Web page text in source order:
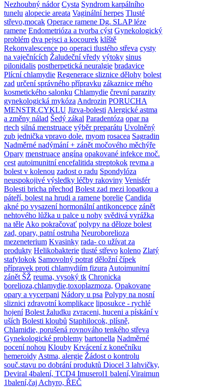
Nezhoubný nádor Cysta Syndrom karpálního
tunelu alopecie areata Vaginální herpes Tlusté
střevo,mocak Operace ramene Dg. SLAP léze
ramene Endometrióza a tvorba cýst Gynekologický
problém dva pejsci a kocourek klíště
Rekonvalescence po operaci tlustého střeva cysty
na vaječnících Žaludeční vředy výtoky sinus
pilonidalis postherpetická neuralgie bradavice
Plícní chlamydie Regenerace sliznice dělohy bolest
zad určení správného přípravku zákaznice mého
kosmetického salonku Chlamydie črevní parazity
gynekologická mykóza Androzin PORUCHA
MENSTR.CYKLU Jizva-bolesti Alergické astma
a změny nálad Šedý zákal Paradentóza opar na
rtech silná menstruace výběr preparátu Uvolněný
zub jednička vpravo dole. myom rosacea Sagradin
Nadměrné nadýmání + zánět močového měchýře
Opary menstruace angína opakované infekce moč.
cest autoimunitní encefalitida streptokok revma a
bolest v kolenou zadost o radu Spondylóza
neuspokojivé výsledky léčby rakoviny Venisfér
Bolesti bricha přechod Bolest zad mezi lopatkou a
páteří, bolest na hrudi a ramene borelie Candida
akné po vysazení hormonální antikoncepce zánět
nehtového lůžka u palce u nohy svědivá vyrážka
na těle Ako pokračovať polypy na děloze bolest
zad, opary, patní ostruha Neuroborelioza
mezeneterium Kvasinky rada- co užívat za
produkty Helikobakterie tlusté střevo koleno Zlatý
stafylokok Samovolný potrat děložní čípek
přípravek proti chlamydiím fizura Autoimunitní
zánět ŠŽ reuma, vysoký tk Chronicka
borelioza,chlamydie,toxoplazmoza, Opakovane
opary a vycerpani Nádory u psa Polypy na nosní
sliznici zdravotní komplikace liposukce - rychlé
hojení Bolest žaludku zvraceni, huceni a pískání v
uších Bolesti kloubů Staphilocok, plísně,
Chlamidie, porušená rovnováho tenkého střeva
Gynekologické problemy bartonella Nadměrné
pocení nohou Klouby Krvácení z konečníku
hemeroidy Astma, alergie Žádost o kontrolu
souč.stavu po dobrání produktů Diocel 3 lahvičky,
Deviral 4balení, TCD4 Imuserol1 balení,Viraimun
1balení,čaj Achyro, ŘEČ